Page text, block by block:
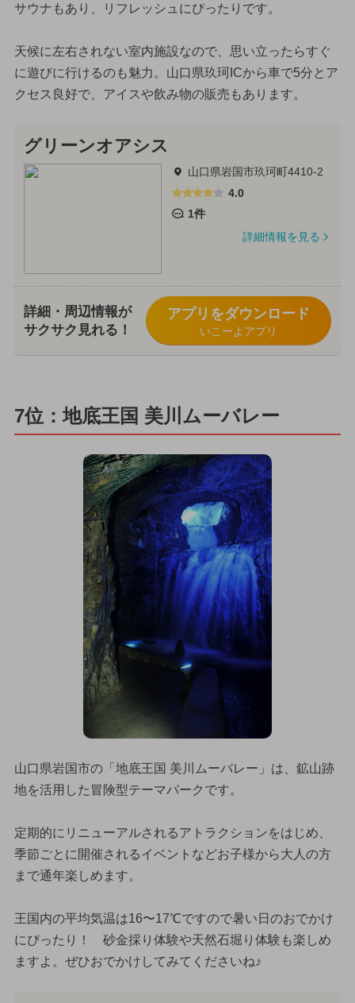
サウナもあり、リフレッシュにぴったりです。
天候に左右されない室内施設なので、思い立ったらすぐ
に遊びに行けるのも魅力。山口県玖珂ICから車で5分とア
クセス良好で、アイスや飲み物の販売もあります。
グリーンオアシス
山口県岩国市玖珂町4410-2
4.0
1件
詳細情報を見る
詳細・周辺情報が
サクサク見れる！
アプリをダウンロード
いこーよアプリ
7位：地底王国 美川ムーバレー
山口県岩国市の「地底王国 美川ムーバレー」は、鉱山跡
地を活用した冒険型テーマパークです。
定期的にリニューアルされるアトラクションをはじめ、
季節ごとに開催されるイベントなどお子様から大人の方
まで通年楽しめます。
王国内の平均気温は16〜17℃ですので暑い日のおでかけ
にぴったり！ 砂金採り体験や天然石堀り体験も楽しめ
ますよ。ぜひおでかけしてみてくださいね♪